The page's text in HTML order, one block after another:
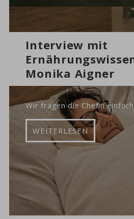
Interview mit
Monika Aigner
Wir fragen die Chefin
WEITERLESEN